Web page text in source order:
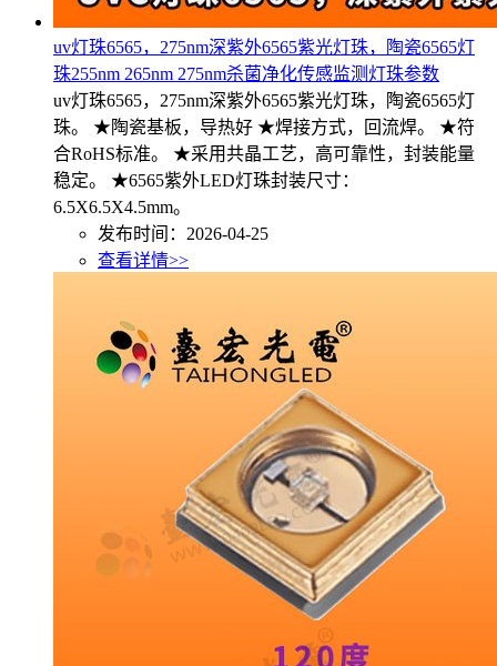
uv灯珠6565，275nm深紫外6565紫光灯珠，陶瓷6565灯
珠255nm 265nm 275nm杀菌净化传感监测灯珠参数
uv灯珠6565，275nm深紫外6565紫光灯珠，陶瓷6565灯
珠。 ★陶瓷基板，导热好 ★焊接方式，回流焊。 ★符
合RoHS标准。 ★采用共晶工艺，高可靠性，封装能量
稳定。 ★6565紫外LED灯珠封装尺寸：
6.5X6.5X4.5mm。
发布时间：2026-04-25
查看详情>>